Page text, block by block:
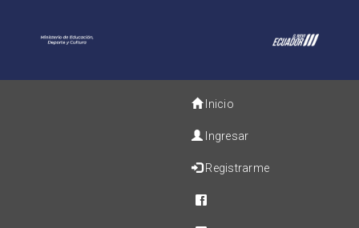
Inicio
Ingresar
Registrarme